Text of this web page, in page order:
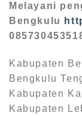
Melayani
Bengkulu
Kabupaten
Bengkulu
Kabupaten
Kabupaten